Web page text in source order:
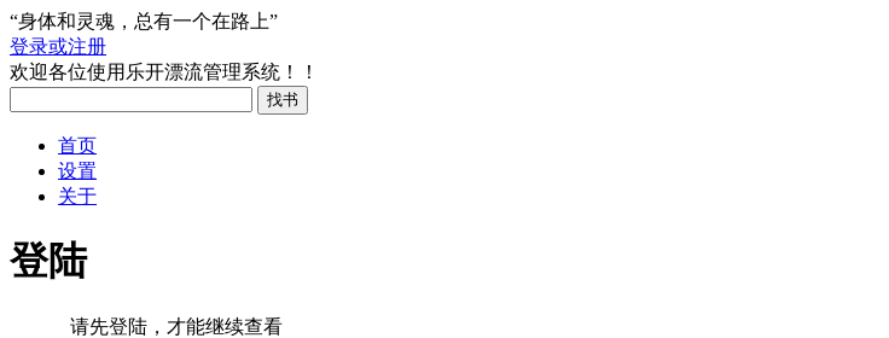
“身体和灵魂，总有一个在路上”
登录或注册
欢迎各位使用乐开漂流管理系统！！
首页
设置
关于
登陆
请先登陆，才能继续查看